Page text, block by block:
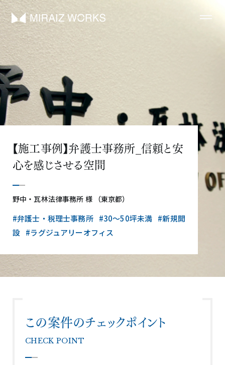
【施工事例】弁護士事務所_信頼と安
心を感じさせる空間
野中・瓦林法律事務所 様 （東京都）
#弁護士・税理士事務所 #30〜50坪未満 #新規開
設 #ラグジュアリーオフィス
この案件のチェックポイント
CHECK POINT